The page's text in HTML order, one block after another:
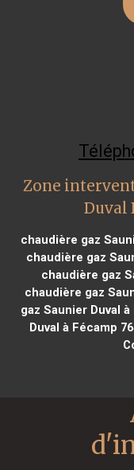
Zone
Duval
chaudière gaz
chaudière gaz
chaudière gaz
chaudière gaz
gaz Saunier Duval à
Duval à Fécamp